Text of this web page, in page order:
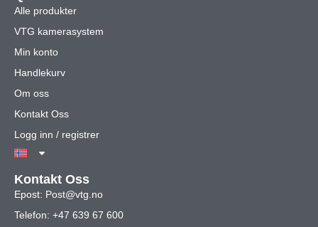
Alle produkter
VTG kamerasystem
Min konto
Handlekurv
Om oss
Kontakt Oss
Logg inn / registrer
Kontakt Oss
Epost: Post@vtg.no
Telefon: +47 639 67 600